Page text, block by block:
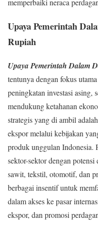
memperbaiki neraca
Upaya Pemerintah
Rupiah
Upaya Pemerintah Dalam
tentunya dengan fokus
peningkatan investasi asing,
mendukung ketahanan
strategis yang di ambil
ekspor melalui kebijakan
produk unggulan Indonesia.
sektor-sektor dengan potensi
sawit, tekstil, otomotif, dan
berbagai insentif untuk
dalam akses ke pasar
ekspor, dan promosi